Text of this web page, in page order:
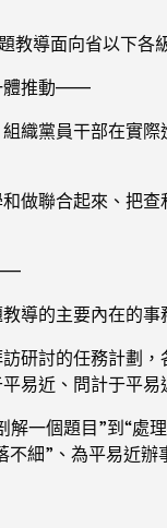
教導面向省以下各
體推動——
織黨員干部在實
做聯合起來、把
導的主要內在的事
研討的任務計劃
易近、問計于平易
解一個題目”到“處
不細”、為平易近辦